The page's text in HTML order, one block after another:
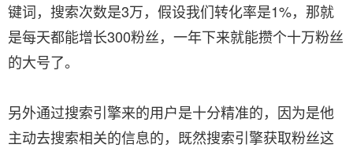
键词，搜索次数是3万，假设我们转化率是1%，那就
是每天都能增长300粉丝，一年下来就能攒个十万粉丝
的大号了。
另外通过搜索引擎来的用户是十分精准的，因为是他
主动去搜索相关的信息的，既然搜索引擎获取粉丝这